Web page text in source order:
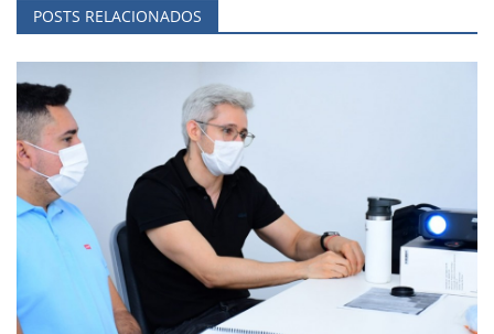
POSTS RELACIONADOS